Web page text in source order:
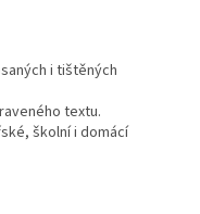
i tištěných
textu.
školní i domácí